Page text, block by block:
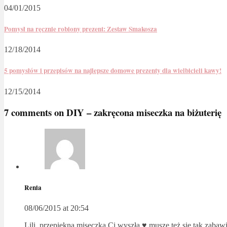
04/01/2015
Pomysł na ręcznie robiony prezent: Zestaw Smakosza
12/18/2014
5 pomysłów i przepisów na najlepsze domowe prezenty dla wielbicieli kawy!
12/15/2014
7 comments onDIY – zakręcona miseczka na biżuterię
Renia
08/06/2015 at 20:54